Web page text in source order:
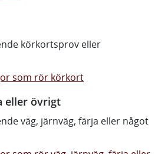
körkortsprov eller
som rör körkort
eller övrigt
väg, järnväg, färja eller något